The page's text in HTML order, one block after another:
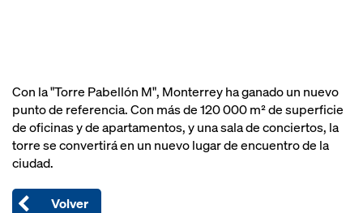
Con la "Torre Pabellón M", Monterrey ha ganado un nuevo
punto de referencia. Con más de 120 000 m² de superficie
de oficinas y de apartamentos, y una sala de conciertos, la
torre se convertirá en un nuevo lugar de encuentro de la
ciudad.
Volver